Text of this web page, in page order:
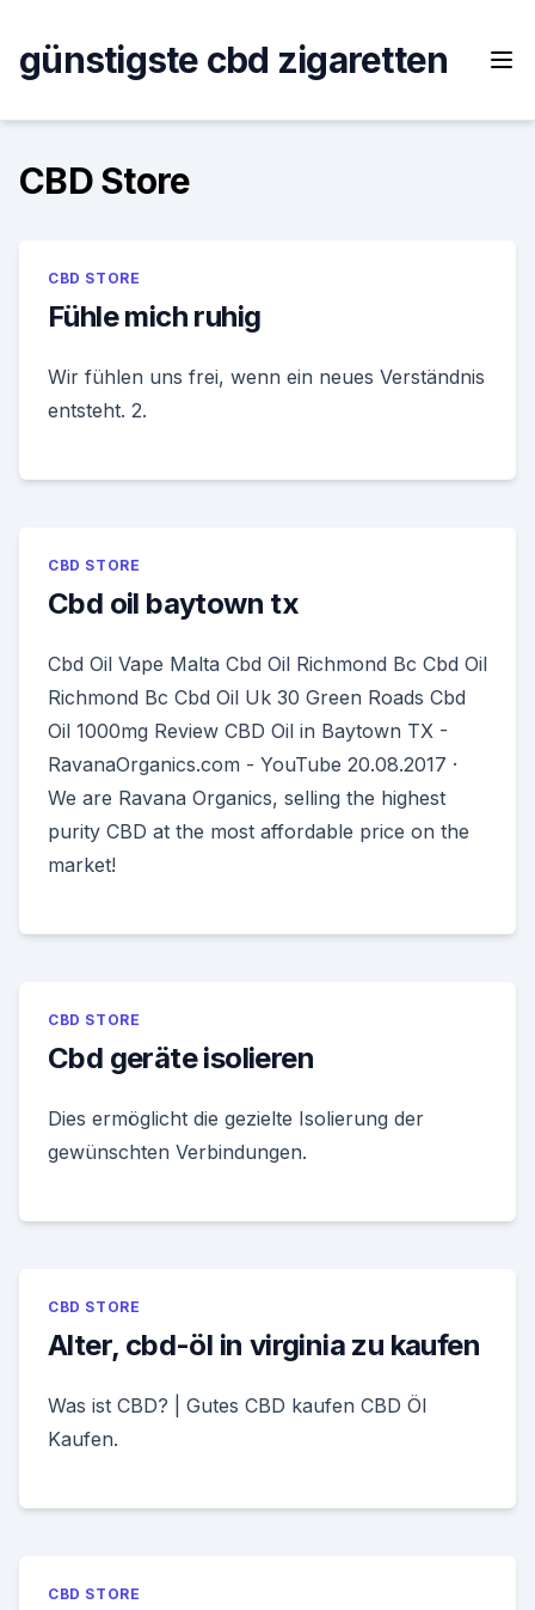
content
günstigste cbd zigaretten
CBD Store
CBD STORE
Fühle mich ruhig
Wir fühlen uns frei, wenn ein neues Verständnis
entsteht. 2.
CBD STORE
Cbd oil baytown tx
Cbd Oil Vape Malta Cbd Oil Richmond Bc Cbd Oil
Richmond Bc Cbd Oil Uk 30 Green Roads Cbd
Oil 1000mg Review CBD Oil in Baytown TX -
RavanaOrganics.com - YouTube 20.08.2017 ·
We are Ravana Organics, selling the highest
purity CBD at the most affordable price on the
market!
CBD STORE
Cbd geräte isolieren
Dies ermöglicht die gezielte Isolierung der
gewünschten Verbindungen.
CBD STORE
Alter, cbd-öl in virginia zu kaufen
Was ist CBD? | Gutes CBD kaufen CBD Öl
Kaufen.
CBD STORE